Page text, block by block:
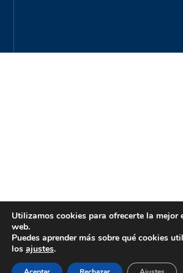
Utilizamos cookies para ofrecerte la mejor
web.
Puedes aprender más sobre qué cookies
los ajustes.